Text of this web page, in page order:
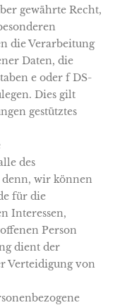
gewährte Recht,
die Verarbeitung
Daten, die
e oder f DS-
Dies gilt
gestütztes
des
wir können
für die
Interessen,
Person
dient der
Verteidigung von